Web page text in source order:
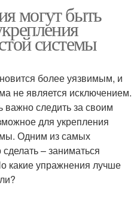
могут быть
системы
более уязвимым, и
не является исключением.
важно следить за своим
для укрепления
Одним из самых
– заниматься
какие упражнения лучше